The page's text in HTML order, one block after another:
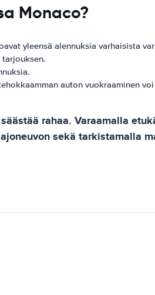
Monaco?
yleensä alennuksia varhaisista
auton vuokraaminen voi
rahaa. Varaamalla
sekä tarkistamalla